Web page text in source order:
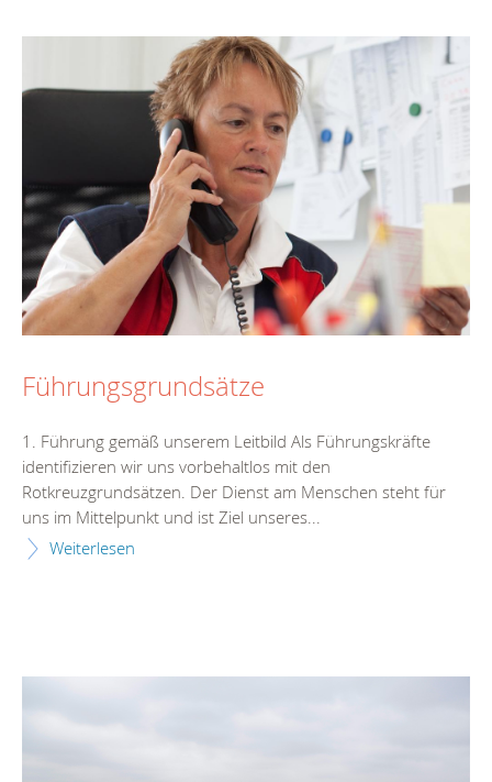
Führungsgrundsätze
1. Führung gemäß unserem Leitbild Als Führungskräfte
identifizieren wir uns vorbehaltlos mit den
Rotkreuzgrundsätzen. Der Dienst am Menschen steht für
uns im Mittelpunkt und ist Ziel unseres...
Weiterlesen